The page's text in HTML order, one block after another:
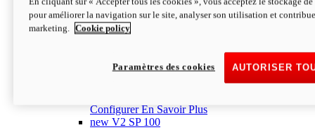
Configurer En Savoir Plus
newV2 SP
69 lb-ftCouple
Poids humide (sans carburant)
Configurer En Savoir Plus
new V2 SP 100
pour améliorer la navigation sur le site, analyser son utilisation et
marketing.
Cookie policy
AUTORISER
Paramètres des cookies